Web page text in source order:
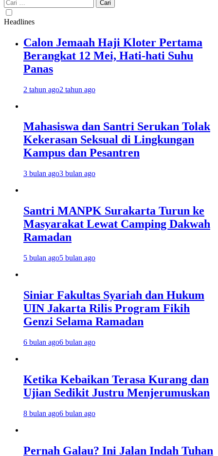
untuk:
Headlines
Calon Jemaah Haji Kloter Pertama
Berangkat 12 Mei, Hati-hati Suhu
Panas
2 tahun ago2 tahun ago
Mahasiswa dan Santri Serukan Tolak
Kekerasan Seksual di Lingkungan
Kampus dan Pesantren
3 bulan ago3 bulan ago
Santri MANPK Surakarta Turun ke
Masyarakat Lewat Camping Dakwah
Ramadan
5 bulan ago5 bulan ago
Siniar Fakultas Syariah dan Hukum
UIN Jakarta Rilis Program Fikih
Genzi Selama Ramadan
6 bulan ago6 bulan ago
Ketika Kebaikan Terasa Kurang dan
Ujian Sedikit Justru Menjerumuskan
8 bulan ago6 bulan ago
Pernah Galau? Ini Jalan Indah Tuhan